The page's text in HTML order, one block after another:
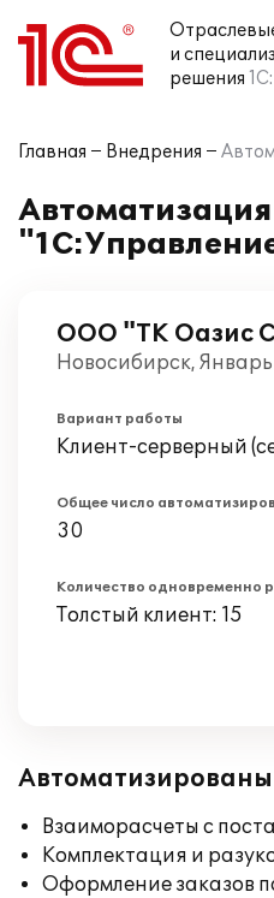
и
решения
Главная Внедрения
ООО "ТК Оазис
Новосибирск,
Вариант работы
Клиент-серверный
Общее число
30
Количество одновременно
Толстый клиент: 15
Взаиморасчеты с
Комплектация и
Оформление заказов